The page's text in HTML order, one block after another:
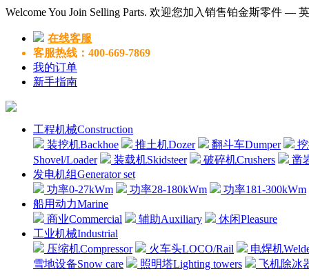
Welcome You Join Selling Parts. 欢迎您加入销售铂金斯零件 —
在线客服
客服热线：400-669-7869
我的订单
新手指南
工程机械Construction
装挖机Backhoe
推土机Dozer 翻斗车Dumper
Shovel/Loader
装载机Skidsteer 破碎机Crushers
凿
发电机组Generator set
功率0-27kWm
功率28-180kWm
功率181-300kWm
船用动力Marine
商业Commercial
辅助Auxiliary
休闲Pleasure
工业机械Industrial
压缩机Compressor
火车头LOCO/Rail
电焊机
雪地设备Snow care
照明塔Lighting towers 飞机除冰